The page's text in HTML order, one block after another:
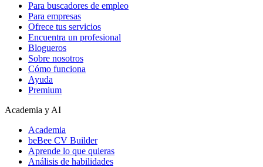
Para buscadores de empleo
Para empresas
Ofrece tus servicios
Encuentra un profesional
Blogueros
Sobre nosotros
Cómo funciona
Ayuda
Premium
Academia y AI
Academia
beBee CV Builder
Aprende lo que quieras
Análisis de habilidades